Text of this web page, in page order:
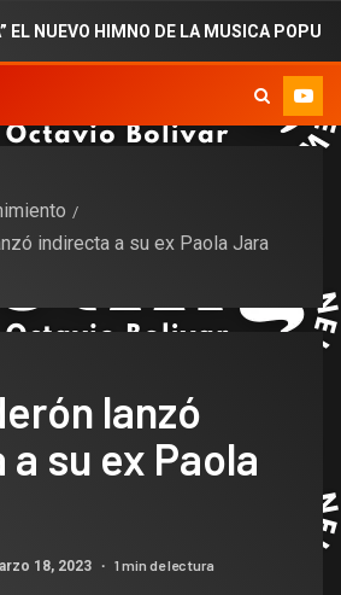
HIMNO DE LA MUSICA POPULAR
indirecta a su ex Paola Jara
lanzó
su ex Paola
18, 2023 1 min de lectura